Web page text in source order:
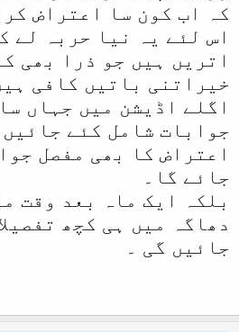
کہ اب کون سا اعتراض
اس لئے یہ نیا حربہ لے
اتریں ہیں جو ذرا بھی
خیراتنی باتیں کافی
اگلے اڈیشن میں جہاں
جوابات شامل کئے
اعتراض کا بھی مفصل
جائے گا۔
بلکہ ایک ماہ بعد وقت
دھاگہ میں ہی کچھ
جائیں گی ۔